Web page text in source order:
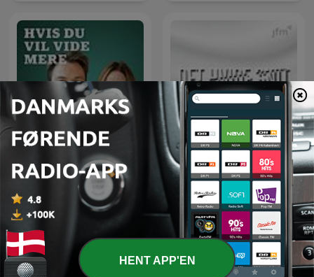
Hvis du vil vide mere
Det Hvide Snit - en
podcast om AGF
HENT APP'EN